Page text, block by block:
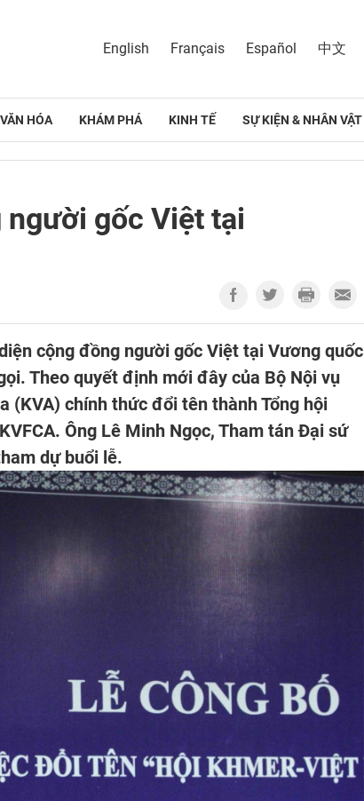
English Français Español 中文
VĂN HÓA KHÁM PHÁ KINH TẾ SỰ KIỆN & NHÂN VẬT
gốc Việt tại
cộng đồng người gốc Việt tại Vương quốc
Theo quyết định mới đây của Bộ Nội vụ
(KVA) chính thức đổi tên thành Tổng hội
Ông Lê Minh Ngọc, Tham tán Đại sứ
dự buổi lễ.